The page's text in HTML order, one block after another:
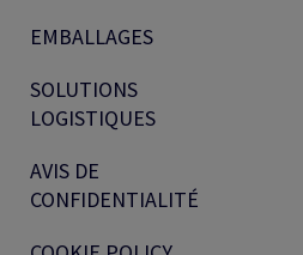
EMBALLAGES
SOLUTIONS
LOGISTIQUES
AVIS DE
CONFIDENTIALITÉ